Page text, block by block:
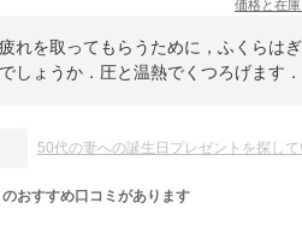
価格と在庫
を取ってもらうために，ふくらは
しょうか．圧と温熱でくつろげます．
50代の妻への誕生日プレゼントを探して
のおすすめ口コミがあります